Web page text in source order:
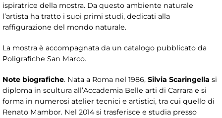
ispiratrice della mostra. Da questo ambiente naturale
l’artista ha tratto i suoi primi studi, dedicati alla
raffigurazione del mondo naturale.
La mostra è accompagnata da un catalogo pubblicato da
Poligrafiche San Marco.
Note biografiche. Nata a Roma nel 1986, Silvia Scaringella si
diploma in scultura all’Accademia Belle arti di Carrara e si
forma in numerosi atelier tecnici e artistici, tra cui quello di
Renato Mambor. Nel 2014 si trasferisce e studia presso